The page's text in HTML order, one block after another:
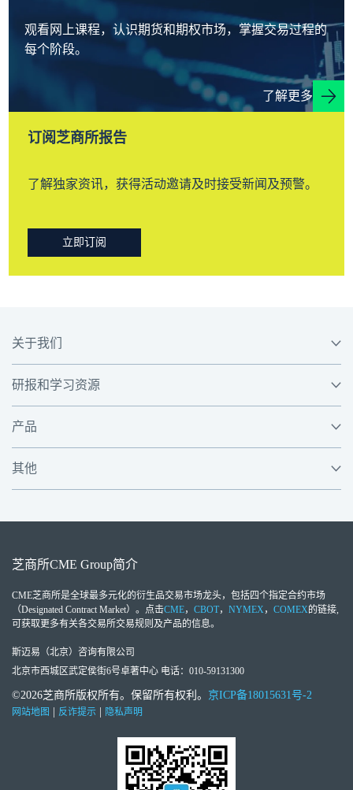
观看网上课程，认识期货和期权市场，掌握交易过程的
每个阶段。
了解更多
订阅芝商所报告
了解独家资讯，获得活动邀请及时接受新闻及预警。
立即订阅
关于我们
研报和学习资源
产品
其他
芝商所CME Group简介
CME芝商所是全球最多元化的衍生品交易市场龙头，包括四个指定合约市场
（Designated Contract Market）。点击CME， CBOT， NYMEX， COMEX的链接,
可获取更多有关各交易所交易规则及产品的信息。
斯迈易（北京）咨询有限公司
北京市西城区武定侯街6号卓著中心 电话：010-59131300
©2026芝商所版权所有。保留所有权利。 京ICP备18015631号-2
网站地图 反诈提示 隐私声明